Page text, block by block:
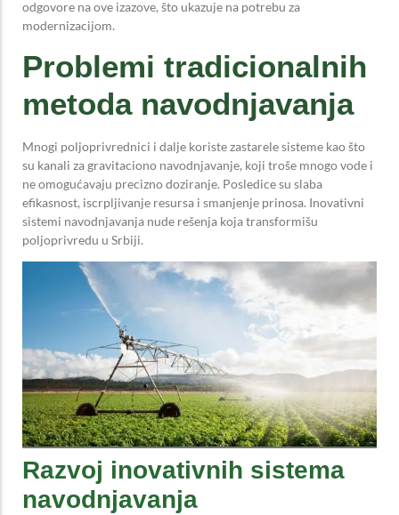
odgovore na ove izazove, što ukazuje na potrebu za
modernizacijom.
Problemi tradicionalnih
metoda navodnjavanja
Mnogi poljoprivrednici i dalje koriste zastarele sisteme kao što
su kanali za gravitaciono navodnjavanje, koji troše mnogo vode i
ne omogućavaju precizno doziranje. Posledice su slaba
efikasnost, iscrpljivanje resursa i smanjenje prinosa. Inovativni
sistemi navodnjavanja nude rešenja koja transformišu
poljoprivredu u Srbiji.
Razvoj inovativnih sistema
navodnjavanja